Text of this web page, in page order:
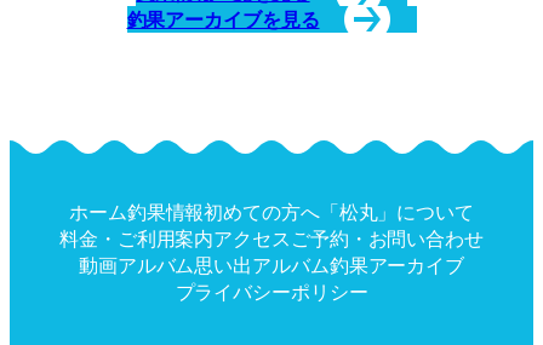
釣果アーカイブを見る
ホーム釣果情報初めての方へ「松丸」について
料金・ご利用案内アクセスご予約・お問い合わせ
動画アルバム思い出アルバム釣果アーカイブ
プライバシーポリシー